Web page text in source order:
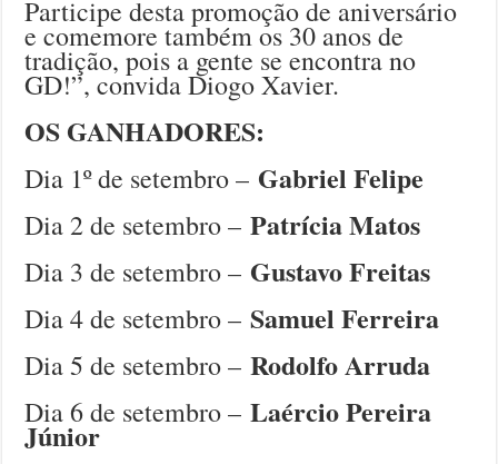
Participe desta promoção de aniversário
e comemore também os 30 anos de
tradição, pois a gente se encontra no
GD!”, convida Diogo Xavier.
OS GANHADORES:
Dia 1º de setembro – Gabriel Felipe
Dia 2 de setembro –Patrícia Matos
Dia 3 de setembro – Gustavo Freitas
Dia 4 de setembro –Samuel Ferreira
Dia 5 de setembro –Rodolfo Arruda
Dia 6 de setembro –Laércio Pereira
Júnior